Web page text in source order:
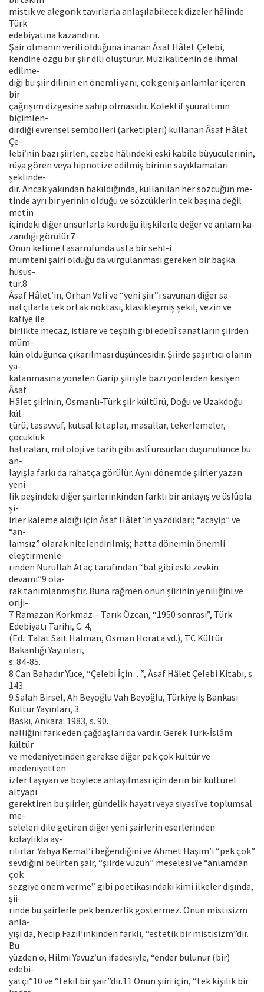
mistik ve alegorik tavırlarla anlaşılabilecek dizeler hâlinde
Türk
edebiyatına kazandırır.
Şair olmanın verili olduğuna inanan Âsaf Hâlet Çelebi,
kendine özgü bir şiir dili oluşturur. Müzikalitenin de ihmal
edilme-
diği bu şiir dilinin en önemli yanı, çok geniş anlamlar içeren
bir
çağrışım dizgesine sahip olmasıdır. Kolektif şuuraltının
biçimlen-
dirdiği evrensel sembolleri (arketipleri) kullanan Âsaf Hâlet
Çe-
lebi’nin bazı şiirleri, cezbe hâlindeki eski kabile büyücülerinin,
rüya gören veya hipnotize edilmiş birinin sayıklamaları
şeklinde-
dir. Ancak yakından bakıldığında, kullanılan her sözcüğün me-
tinde ayrı bir yerinin olduğu ve sözcüklerin tek başına değil
metin
içindeki diğer unsurlarla kurduğu ilişkilerle değer ve anlam ka-
zandığı görülür.7
Onun kelime tasarrufunda usta bir sehl-i
mümteni şairi olduğu da vurgulanması gereken bir başka
husus-
tur.8
Âsaf Hâlet’in, Orhan Veli ve “yeni şiir”i savunan diğer sa-
natçılarla tek ortak noktası, klasikleşmiş şekil, vezin ve
kafiye ile
birlikte mecaz, istiare ve teşbih gibi edebî sanatların şiirden
müm-
kün olduğunca çıkarılması düşüncesidir. Şiirde şaşırtıcı olanın
ya-
kalanmasına yönelen Garip şiiriyle bazı yönlerden kesişen
Âsaf
Hâlet şiirinin, Osmanlı-Türk şiir kültürü, Doğu ve Uzakdoğu
kül-
türü, tasavvuf, kutsal kitaplar, masallar, tekerlemeler,
çocukluk
hatıraları, mitoloji ve tarih gibi aslî unsurları düşünülünce bu
an-
layışla farkı da rahatça görülür. Aynı dönemde şiirler yazan
yeni-
lik peşindeki diğer şairlerinkinden farklı bir anlayış ve üslûpla
şi-
irler kaleme aldığı için Âsaf Hâlet’in yazdıkları; “acayip” ve
“an-
lamsız” olarak nitelendirilmiş; hatta dönemin önemli
eleştirmenle-
rinden Nurullah Ataç tarafından “bal gibi eski zevkin
devamı”9 ola-
rak tanımlanmıştır. Buna rağmen onun şiirinin yeniliğini ve
oriji-
7 Ramazan Korkmaz – Tarık Özcan, “1950 sonrası”, Türk
Edebiyatı Tarihi, C: 4,
(Ed.: Talat Sait Halman, Osman Horata vd.), TC Kültür
Bakanlığı Yayınları,
s. 84-85.
8 Can Bahadır Yüce, “Çelebi İçin…”, Âsaf Hâlet Çelebi Kitabı, s.
143.
9 Salah Birsel, Ah Beyoğlu Vah Beyoğlu, Türkiye İş Bankası
Kültür Yayınları, 3.
Baskı, Ankara: 1983, s. 90.
nalliğini fark eden çağdaşları da vardır. Gerek Türk-İslâm
kültür
ve medeniyetinden gerekse diğer pek çok kültür ve
medeniyetten
izler taşıyan ve böylece anlaşılması için derin bir kültürel
altyapı
gerektiren bu şiirler, gündelik hayatı veya siyasî ve toplumsal
me-
seleleri dile getiren diğer yeni şairlerin eserlerinden
kolaylıkla ay-
rılırlar. Yahya Kemal’i beğendiğini ve Ahmet Haşim’i “pek çok”
sevdiğini belirten şair, “şiirde vuzuh” meselesi ve “anlamdan
çok
sezgiye önem verme” gibi poetikasındaki kimi ilkeler dışında,
şii-
rinde bu şairlerle pek benzerlik göstermez. Onun mistisizm
anla-
yışı da, Necip Fazıl’ınkinden farklı, “estetik bir mistisizm”dir.
Bu
yüzden o, Hilmi Yavuz’un ifadesiyle, “ender bulunur (bir)
edebi-
yatçı”10 ve “tekil bir şair”dir.11 Onun şiiri için, “tek kişilik bir